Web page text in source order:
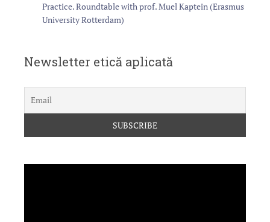
Practice. Roundtable with prof. Muel Kaptein (Erasmus
University Rotterdam)
Newsletter etică aplicată